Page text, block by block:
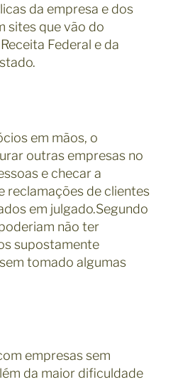
da empresa e dos
sites que vão do
Federal e da
em mãos, o
outras empresas no
e checar a
reclamações de clientes
em julgado.Segundo
não ter
supostamente
tomado algumas
empresas sem
da maior dificuldade